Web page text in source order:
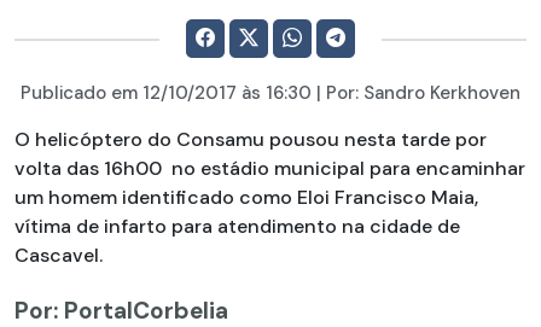
Publicado em 12/10/2017 às 16:30 | Por: Sandro Kerkhoven
O helicóptero do Consamu pousou nesta tarde por
volta das 16h00 no estádio municipal para encaminhar
um homem identificado como Eloi Francisco Maia,
vítima de infarto para atendimento na cidade de
Cascavel.
Por: PortalCorbelia